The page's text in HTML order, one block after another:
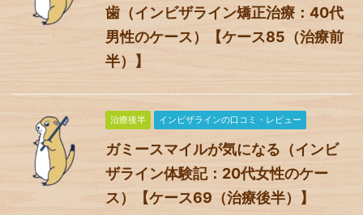
歯（インビザライン矯正治療：40代
男性のケース）【ケース85（治療前
半）】
治療後半 インビザラインの口コミ・レビュー
ガミースマイルが気になる（インビ
ザライン体験記：20代女性のケー
ス）【ケース69（治療後半）】